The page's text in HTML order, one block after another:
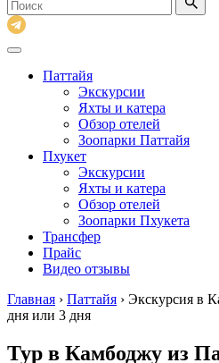
по
сайту
Паттайя
Экскурсии
Яхты и катера
Обзор отелей
Зоопарки Паттайя
Пхукет
Экскурсии
Яхты и катера
Обзор отелей
Зоопарки Пхукета
Трансфер
Прайс
Видео отзывы
Главная › Паттайя › Экскурсия в
дня или 3 дня
Тур в Камбоджу из